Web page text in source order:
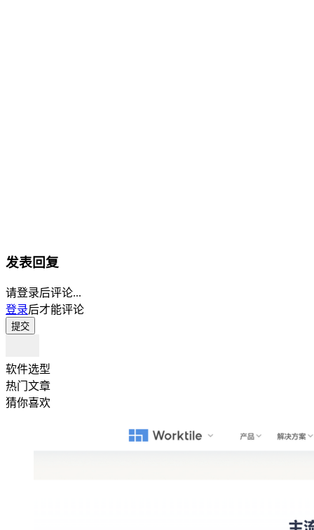
发表回复
请登录后评论...
登录后才能评论
提交
软件选型
热门文章
猜你喜欢